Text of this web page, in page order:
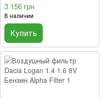
3 156 грн
В наличии
Купить